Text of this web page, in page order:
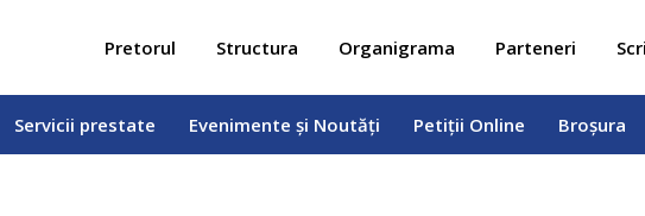
Pretorul Structura Organigrama Parteneri
Servicii prestate Evenimente și Noutăți Petiții Online Broșura
Servicii prestate Evenimente și Noutăți Petiții Online Broșura